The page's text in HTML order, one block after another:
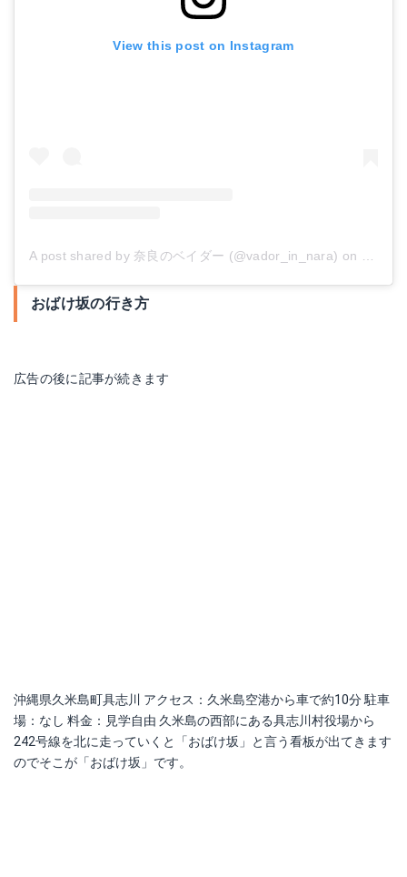
View this post on Instagram
A post shared by 奈良のベイダー (@vador_in_nara) on
おばけ坂の行き方
広告の後に記事が続きます
沖縄県久米島町具志川 アクセス：久米島空港から車で約10分 駐車
場：なし 料金：見学自由 久米島の西部にある具志川村役場から
242号線を北に走っていくと「おばけ坂」と言う看板が出てきます
のでそこが「おばけ坂」です。